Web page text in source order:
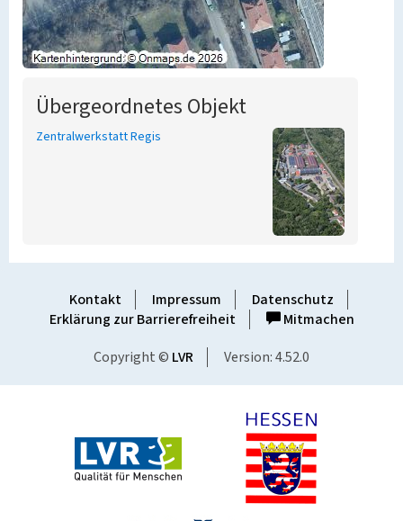
Übergeordnetes Objekt
Zentralwerkstatt Regis
Kontakt Impressum
Datenschutz
Erklärung zur Barrierefreiheit
Mitmachen
Copyright © LVR Version: 4.52.0